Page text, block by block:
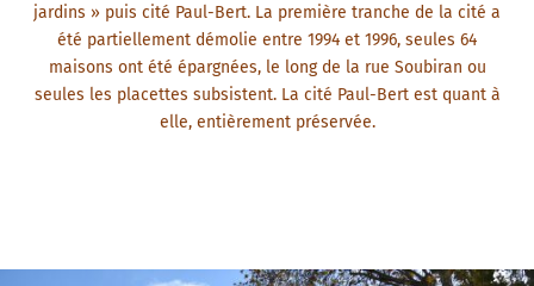
jardins » puis cité Paul-Bert. La première tranche de la cité a
été partiellement démolie entre 1994 et 1996, seules 64
maisons ont été épargnées, le long de la rue Soubiran ou
seules les placettes subsistent. La cité Paul-Bert est quant à
elle, entièrement préservée.